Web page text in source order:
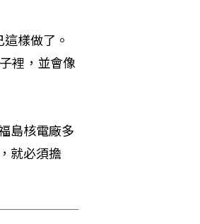
樣做了。
裡，並會像
島核電廠多
就必須擔